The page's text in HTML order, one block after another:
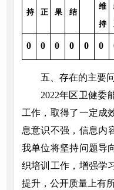
持
正
果
结
维
持
0 0 0 0 0 0
五、存在的主要
2022年区卫健委
工作，取得了一定成
息意识不强，信息内
我单位将坚持问题导
织培训工作，增强学
提升，公开质量上有所